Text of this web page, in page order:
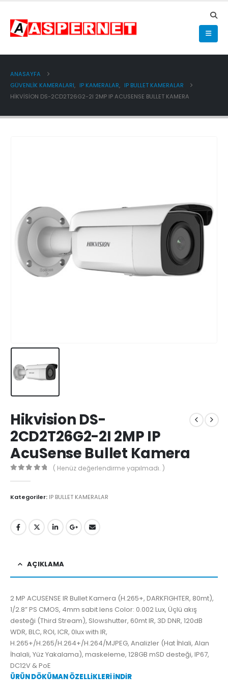
ANASAYFA
GÜVENLİK KAMERALARI, IP KAMERALAR, IP BULLET KAMERALAR
HIKVISION DS-2CD2T26G2-2I 2MP IP ACUSENSE BULLET KAMERA
Hikvision DS-
2CD2T26G2-2I 2MP IP
AcuSense Bullet Kamera
( Henüz değerlendirme yapılmadı. )
Kategoriler: IP BULLET KAMERALAR
AÇIKLAMA
2 MP ACUSENSE IR Bullet Kamera (H.265+, DARKFIGHTER, 80mt),
1/2.8” PS CMOS, 4mm sabit lens Color: 0.002 Lux, Üçlü akış
desteği (Third Stream), Slowshutter, 60mt IR, 3D DNR, 120dB
WDR, BLC, ROI, ICR, 0lux with IR,
H.265+/H.265/H.264+/H.264/MJPEG, Analizler (Hat İhlali, Alan
İhalali, Yüz Yakalama), maskeleme, 128GB mSD desteği, IP67,
DC12V & PoE
ÜRÜN DÖKÜMAN ÖZELLİKLERİ İNDİR